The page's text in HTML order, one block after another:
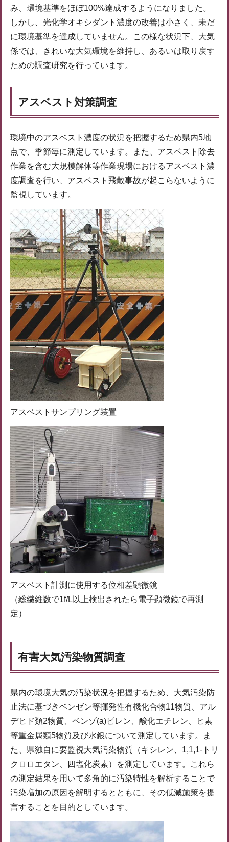
み、環境基準をほぼ100%達成するようになりました。
しかし、光化学オキシダント濃度の改善は小さく、未だ
に環境基準を達成していません。この様な状況下、大気
係では、きれいな大気環境を維持し、あるいは取り戻す
ための調査研究を行っています。
アスベスト対策調査
環境中のアスベスト濃度の状況を把握するため県内5地
点で、季節毎に測定しています。また、アスベスト除去
作業を含む大規模解体等作業現場におけるアスベスト濃
度調査を行い、アスベスト飛散事故が起こらないように
監視しています。
アスベストサンプリング装置
アスベスト計測に使用する位相差顕微鏡
（総繊維数で1f/L以上検出されたら電子顕微鏡で再測
定）
有害大気汚染物質調査
県内の環境大気の汚染状況を把握するため、大気汚染防
止法に基づきベンゼン等揮発性有機化合物11物質、アル
デヒド類2物質、ベンゾ(a)ピレン、酸化エチレン、ヒ素
等重金属類5物質及び水銀について測定しています。ま
た、県独自に要監視大気汚染物質（キシレン、1,1,1-トリ
クロロエタン、四塩化炭素）を測定しています。これら
の測定結果を用いて多角的に汚染特性を解析することで
汚染増加の原因を解明するとともに、その低減施策を提
言することを目的としています。